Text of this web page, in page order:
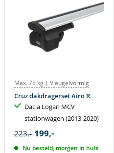
Max. 75 kg | Vleugelvormig
Cruz dakdragerset Airo R
Dacia Logan MCV
stationwagen (2013-2020)
223,- 199,-
Nu besteld, morgen in huis